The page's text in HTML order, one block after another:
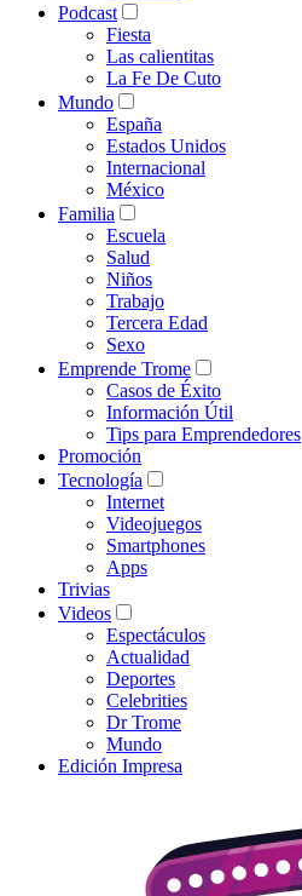
Podcast
Fiesta
Las calientitas
La Fe De Cuto
Mundo
España
Estados Unidos
Internacional
México
Familia
Escuela
Salud
Niños
Trabajo
Tercera Edad
Sexo
Emprende Trome
Casos de Éxito
Información Útil
Tips para Emprendedores
Promoción
Tecnología
Internet
Videojuegos
Smartphones
Apps
Trivias
Videos
Espectáculos
Actualidad
Deportes
Celebrities
Dr Trome
Mundo
Edición Impresa